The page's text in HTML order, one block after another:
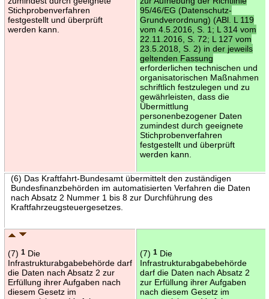
Stichprobenverfahren
festgestellt und überprüft
werden kann.
95/46/EG (Datenschutz-
Grundverordnung) (ABl. L 119
vom 4.5.2016, S. 1; L 314 vom
22.11.2016, S. 72; L 127 vom
23.5.2018, S. 2) in der jeweils
geltenden Fassung
erforderlichen technischen und
organisatorischen Maßnahmen
schriftlich festzulegen und zu
gewährleisten, dass die
Übermittlung
personenbezogener Daten
zumindest durch geeignete
Stichprobenverfahren
festgestellt und überprüft
werden kann.
(6) Das Kraftfahrt-Bundesamt übermittelt den zuständigen
Bundesfinanzbehörden im automatisierten Verfahren die Daten
nach Absatz 2 Nummer 1 bis 8 zur Durchführung des
Kraftfahrzeugsteuergesetzes.
(7) 1Die
Infrastrukturabgabebehörde darf
die Daten nach Absatz 2 zur
Erfüllung ihrer Aufgaben nach
diesem Gesetz im
(7) 1Die
Infrastrukturabgabebehörde
darf die Daten nach Absatz 2
zur Erfüllung ihrer Aufgaben
nach diesem Gesetz im